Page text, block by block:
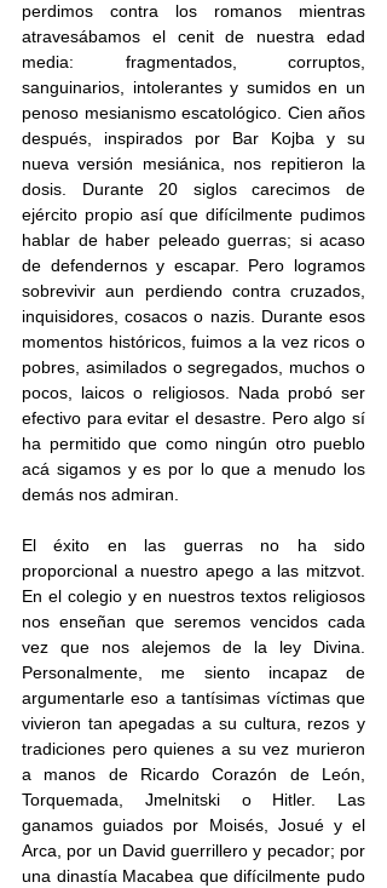
perdimos contra los romanos mientras
atravesábamos el cenit de nuestra edad
media: fragmentados, corruptos,
sanguinarios, intolerantes y sumidos en un
penoso mesianismo escatológico. Cien años
después, inspirados por Bar Kojba y su
nueva versión mesiánica, nos repitieron la
dosis. Durante 20 siglos carecimos de
ejército propio así que difícilmente pudimos
hablar de haber peleado guerras; si acaso
de defendernos y escapar. Pero logramos
sobrevivir aun perdiendo contra cruzados,
inquisidores, cosacos o nazis. Durante esos
momentos históricos, fuimos a la vez ricos o
pobres, asimilados o segregados, muchos o
pocos, laicos o religiosos. Nada probó ser
efectivo para evitar el desastre. Pero algo sí
ha permitido que como ningún otro pueblo
acá sigamos y es por lo que a menudo los
demás nos admiran.
El éxito en las guerras no ha sido
proporcional a nuestro apego a las mitzvot.
En el colegio y en nuestros textos religiosos
nos enseñan que seremos vencidos cada
vez que nos alejemos de la ley Divina.
Personalmente, me siento incapaz de
argumentarle eso a tantísimas víctimas que
vivieron tan apegadas a su cultura, rezos y
tradiciones pero quienes a su vez murieron
a manos de Ricardo Corazón de León,
Torquemada, Jmelnitski o Hitler. Las
ganamos guiados por Moisés, Josué y el
Arca, por un David guerrillero y pecador; por
una dinastía Macabea que difícilmente pudo